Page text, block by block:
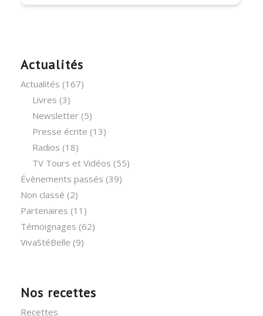
Actualités
Actualités (167)
Livres (3)
Newsletter(5)
Presse écrite (13)
Radios (18)
TV Tours et Vidéos (55)
Évènements passés (39)
Non classé (2)
Partenaires (11)
Témoignages (62)
VivaStéBelle (9)
Nos recettes
Recettes